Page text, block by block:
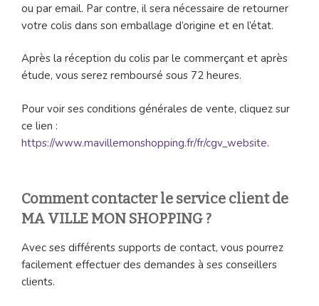
ou par email. Par contre, il sera nécessaire de retourner
votre colis dans son emballage d’origine et en l’état.
Après la réception du colis par le commerçant et après
étude, vous serez remboursé sous 72 heures.
Pour voir ses conditions générales de vente, cliquez sur
ce lien :
https://www.mavillemonshopping.fr/fr/cgv_website.
Comment contacter le service client de
MA VILLE MON SHOPPING ?
Avec ses différents supports de contact, vous pourrez
facilement effectuer des demandes à ses conseillers
clients.